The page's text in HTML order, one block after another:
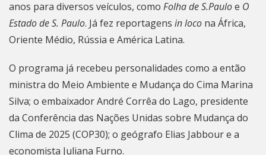
anos para diversos veículos, como Folha de S.Pauloe O
Estado de S. Paulo. Já fez reportagens in loco na África,
Oriente Médio, Rússia e América Latina.
O programa já recebeu personalidades como a então
ministra do Meio Ambiente e Mudança do Cima Marina
Silva; o embaixador André Corrêa do Lago, presidente
da Conferência das Nações Unidas sobre Mudança do
Clima de 2025 (COP30); o geógrafo Elias Jabbour e a
economista Juliana Furno.